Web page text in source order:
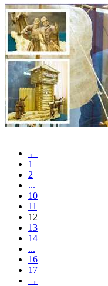
←
1
2
...
10
11
12
13
14
...
16
17
→